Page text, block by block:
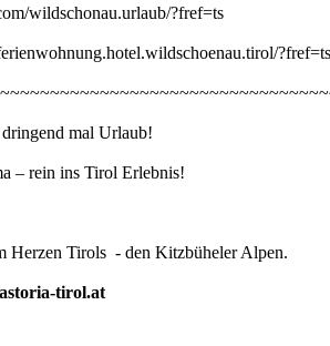
wildschonau.urlaub/?fref=ts
?fref=ts
dringend mal Urlaub!
– rein ins Tirol Erlebnis!
Herzen Tirols - den Kitzbüheler Alpen.
tirol.at